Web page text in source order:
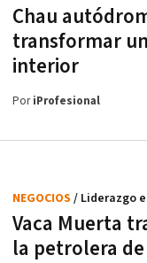
Chau
transformar
interior
PoriProfesional
Vaca Muerta
la petrolera
NEGOCIOS / Liderazgo